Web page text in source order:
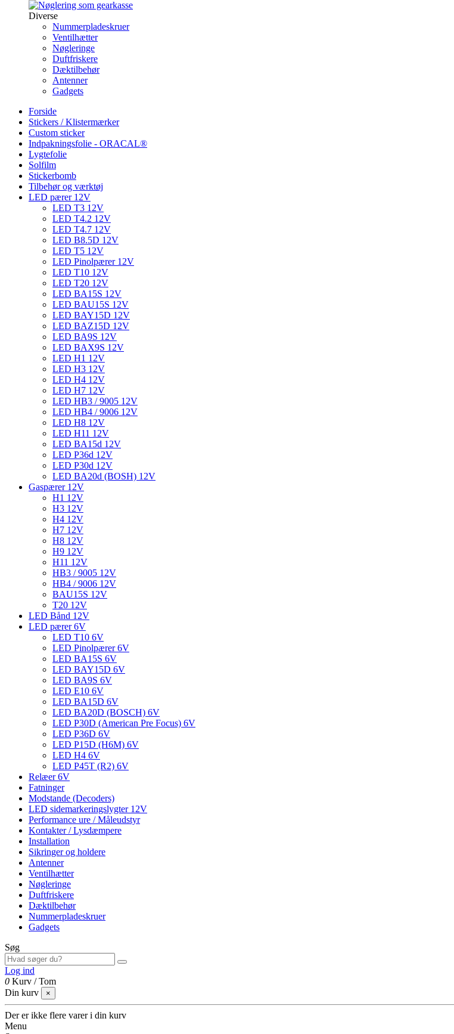
Diverse
Nummerpladeskruer
Ventilhætter
Nøgleringe
Duftfriskere
Dæktilbehør
Antenner
Gadgets
Forside
Stickers / Klistermærker
Custom sticker
Indpakningsfolie - ORACAL®
Lygtefolie
Solfilm
Stickerbomb
Tilbehør og værktøj
LED pærer 12V
LED T3 12V
LED T4.2 12V
LED T4.7 12V
LED B8.5D 12V
LED T5 12V
LED Pinolpærer 12V
LED T10 12V
LED T20 12V
LED BA15S 12V
LED BAU15S 12V
LED BAY15D 12V
LED BAZ15D 12V
LED BA9S 12V
LED BAX9S 12V
LED H1 12V
LED H3 12V
LED H4 12V
LED H7 12V
LED HB3 / 9005 12V
LED HB4 / 9006 12V
LED H8 12V
LED H11 12V
LED BA15d 12V
LED P36d 12V
LED P30d 12V
LED BA20d (BOSH) 12V
Gaspærer 12V
H1 12V
H3 12V
H4 12V
H7 12V
H8 12V
H9 12V
H11 12V
HB3 / 9005 12V
HB4 / 9006 12V
BAU15S 12V
T20 12V
LED Bånd 12V
LED pærer 6V
LED T10 6V
LED Pinolpærer 6V
LED BA15S 6V
LED BAY15D 6V
LED BA9S 6V
LED E10 6V
LED BA15D 6V
LED BA20D (BOSCH) 6V
LED P30D (American Pre Focus) 6V
LED P36D 6V
LED P15D (H6M) 6V
LED H4 6V
LED P45T (R2) 6V
Relæer 6V
Fatninger
Modstande (Decoders)
LED sidemarkeringslygter 12V
Performance ure / Måleudstyr
Kontakter / Lysdæmpere
Installation
Sikringer og holdere
Antenner
Ventilhætter
Nøgleringe
Duftfriskere
Dæktilbehør
Nummerpladeskruer
Gadgets
Søg
Log ind
0 Kurv /Tom
Din kurv
×
Der er ikke flere varer i din kurv
Menu